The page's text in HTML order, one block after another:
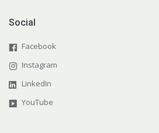
Social
Facebook
Instagram
LinkedIn
YouTube